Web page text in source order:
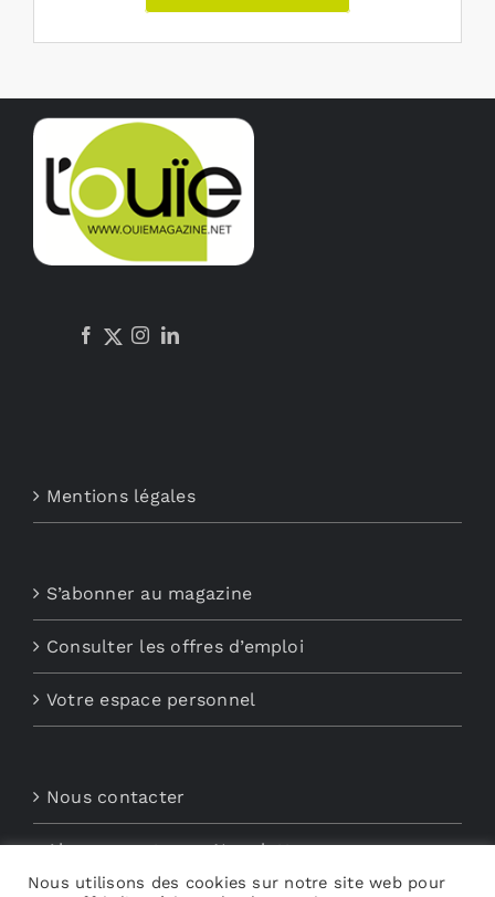
Mentions légales
S’abonner au magazine
Consulter les offres d’emploi
Votre espace personnel
Nous contacter
Abonnements aux Newsletters
Nous utilisons des cookies sur notre site web pour